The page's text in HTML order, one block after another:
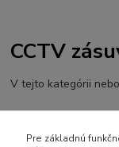
CCTV
V tejto kategórii
Pre základnú